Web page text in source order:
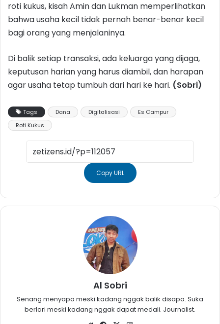
roti kukus, kisah Amin dan Lukman memperlihatkan
bahwa usaha kecil tidak pernah benar-benar kecil
bagi orang yang menjalaninya.
Di balik setiap transaksi, ada keluarga yang dijaga,
keputusan harian yang harus diambil, dan harapan
agar usaha tetap tumbuh dari hari ke hari. (Sobri)
Tags Dana Digitalisasi
Es Campur
Roti Kukus
Copy URL
Al Sobri
Senang menyapa meski kadang nggak balik disapa. Suka
berlari meski kadang nggak dapat medali. Journalist.